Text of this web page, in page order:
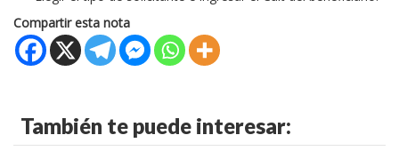
Compartir esta nota
También te puede interesar: